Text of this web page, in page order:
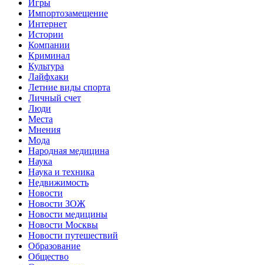
Игры
Импортозамещение
Интернет
Истории
Компании
Криминал
Культура
Лайфхаки
Летние виды спорта
Личный счет
Люди
Места
Мнения
Мода
Народная медицина
Наука
Наука и техника
Недвижимость
Новости
Новости ЗОЖ
Новости медицины
Новости Москвы
Новости путешествий
Образование
Общество